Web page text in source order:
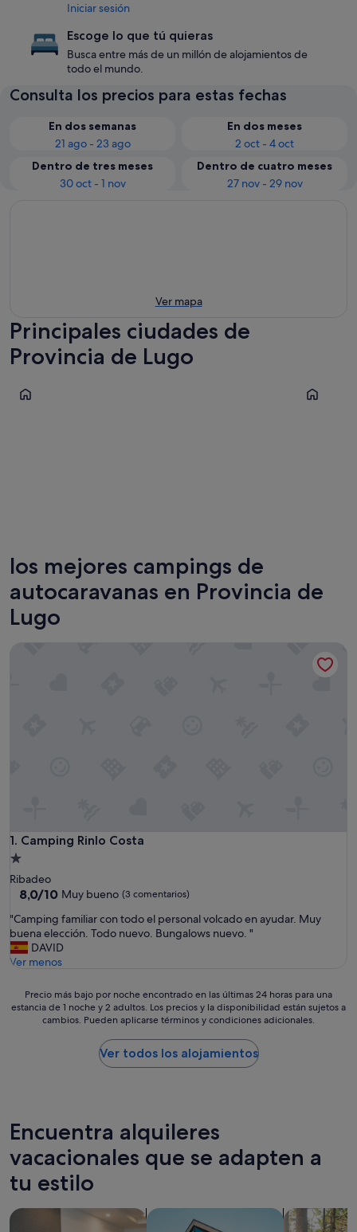
Iniciar sesión
Escoge lo que tú quieras
Busca entre más de un millón de alojamientos de
todo el mundo.
Consulta los precios para estas fechas
En dos semanas
21 ago - 23 ago
En dos meses
2 oct - 4 oct
Dentro de tres meses
30 oct - 1 nov
Dentro de cuatro meses
27 nov - 29 nov
Ver mapa
Principales ciudades de
Provincia de Lugo
Ribadeo Foz
los mejores campings de
autocaravanas en Provincia de
Lugo
1. Camping Rinlo Costa
Camping Rinlo Costa
Alojamiento
de
1.0 estrella
Ribadeo
8.0
10,
Muy
bueno,
(3 comentarios)
8,0/10 Muy bueno (3 comentarios)
"
C
a
m
n
o
n
t
d
"Camping familiar con todo el personal volcado en ayudar. Muy
buena elección. Todo nuevo. Bungalows nuevo. "
DAVID
Ver menos
Precio
más
24 horas
para
una
estancia
de
1 noche
y
Precio más bajo por noche encontrado en las últimas 24 horas para una
estancia de 1 noche y 2 adultos. Los precios y la disponibilidad están sujetos a
cambios. Pueden aplicarse términos y condiciones adicionales.
Ver todos los alojamientos
Encuentra alquileres
vacacionales que se adapten a
tu estilo
Buscar apartoteles Buscar apartamentos Buscar